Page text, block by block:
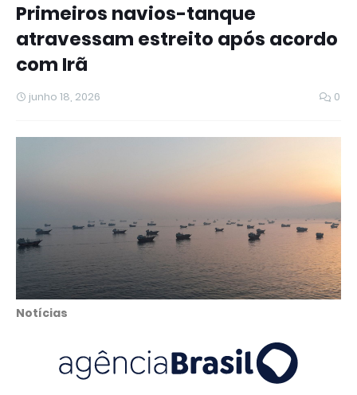
Primeiros navios-tanque
atravessam estreito após acordo
com Irã
junho 18, 2026 0
Notícias